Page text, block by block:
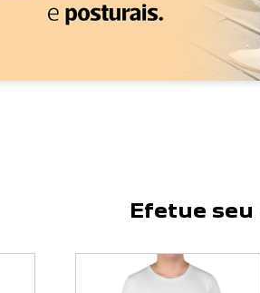
Efetue